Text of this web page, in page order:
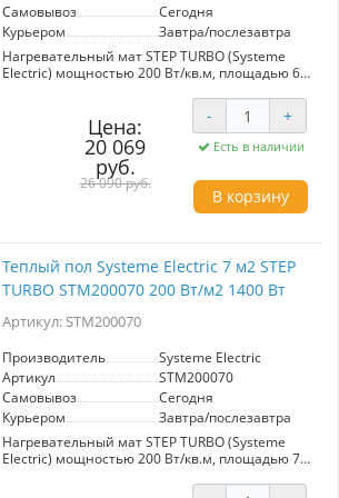
специалистом.В комплект теплого пола
входит:нагревательный мат
гофрированная трубка - 2 м
заглушка для гофрированной трубы
руководство по эксплуатации с гарантийным
Самовывоз
Сегодня
Курьером
Завтра/послезавтра
Нагревательный мат STEP TURBO (Systeme
Electric) мощностью 200 Вт/кв.м, площадью 6
предназначен для создания системы теплого
пола в качестве основного и дополнительного
обогрева напольных покрытий, для сухих и
влажных помещений, работающей в сети
переменного тока с номинальным
напряжением 230 В и частотой 50 Гц.
Конструкция мата состоит из двухжильного
медным проводником. Изоляция жил -
высокотемпературный фторопласт (FEP).
Оболочка кабеля - PVC повышенной
термостойкости. Сетка имеет клеевую основу
температура +105 °C. На теплые Systeme
гарантия сроком 50 лет, при проведении
монтажа сертифицированным
специалистом.В комплект теплого пола
входит:нагревательный мат
гофрированная трубка - 2 м
заглушка для гофрированной трубы
руководство по эксплуатации с гарантийным
Цена:
20 069
руб.
26 090 руб.
- +
Есть в наличии
В корзину
Теплый пол Systeme Electric 7 м2 STEP
TURBO STM200070 200 Вт/м2 1400 Вт
Артикул: STM200070
Производитель
Systeme Electric
Артикул
STM200070
Самовывоз
Сегодня
Курьером
Завтра/послезавтра
Нагревательный мат STEP TURBO (Systeme
Electric) мощностью 200 Вт/кв.м, площадью 7
предназначен для создания системы теплого